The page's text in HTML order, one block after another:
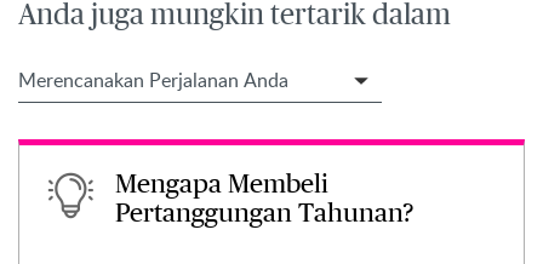
Anda juga mungkin tertarik dalam
Filter Travel Tips
Mengapa Membeli
Pertanggungan Tahunan?